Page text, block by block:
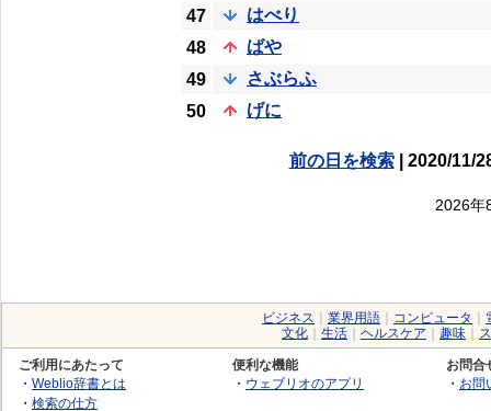
47
はべり
48
ばや
49
さぶらふ
50
げに
前の日を検索| 2020/11/
2026年
ビジネス 業界用語 コンピュータ
文化
生活 ヘルスケア 趣味
ご利用にあたって
・ Weblio辞書とは
・ 検索の仕方
便利な機能
・ ウェブリオのアプリ
お問合
・ お問